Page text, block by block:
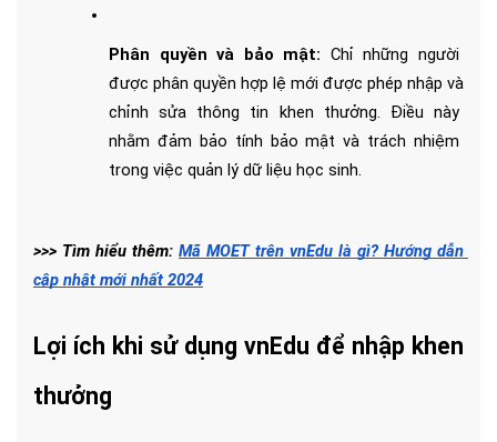
Phân quyền và bảo mật: Chỉ những người
được phân quyền hợp lệ mới được phép nhập và
chỉnh sửa thông tin khen thưởng. Điều này
nhằm đảm bảo tính bảo mật và trách nhiệm
trong việc quản lý dữ liệu học sinh.
>>> Tìm hiểu thêm: Mã MOET trên vnEdu là gì? Hướng dẫn
cập nhật mới nhất 2024
Lợi ích khi sử dụng vnEdu để nhập khen
thưởng